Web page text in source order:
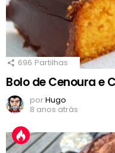
696 Partilhas
Bolo de Cenoura e
porHugo
8 anos atrás